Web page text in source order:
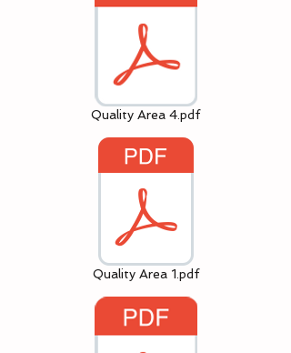
Quality Area 4.pdf
Quality Area 1.pdf